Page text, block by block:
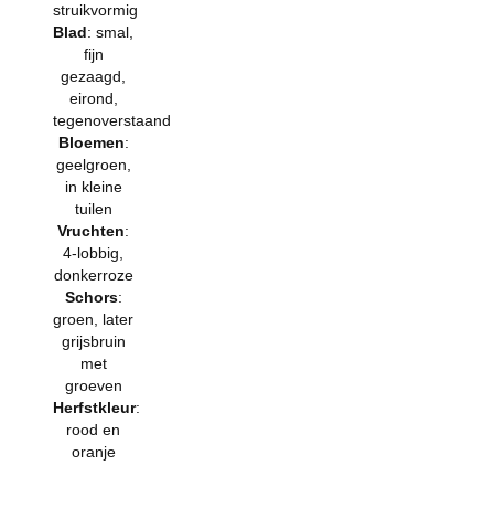
struikvormig
Blad: smal,
fijn
gezaagd,
eirond,
tegenoverstaand
Bloemen:
geelgroen,
in kleine
tuilen
Vruchten:
4-lobbig,
donkerroze
Schors:
groen, later
grijsbruin
met
groeven
Herfstkleur:
rood en
oranje